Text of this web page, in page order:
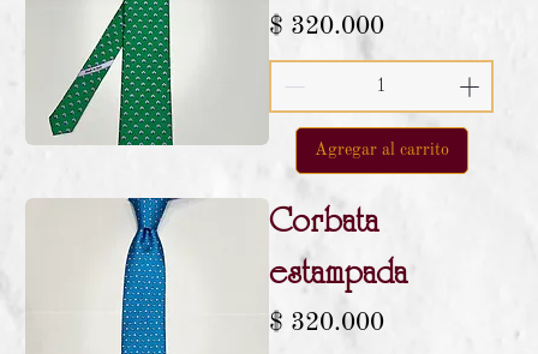
Precio
$ 320.000
Agregar al carrito
Corbata
estampada
Precio
$ 320.000